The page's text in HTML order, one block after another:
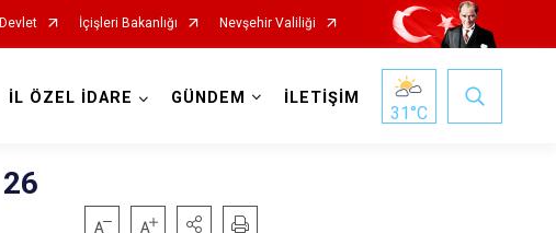
İçişleri Bakanlığı Nevşehir Valiliği
İL ÖZEL İDARE GÜNDEM İLETİŞİM
31°C